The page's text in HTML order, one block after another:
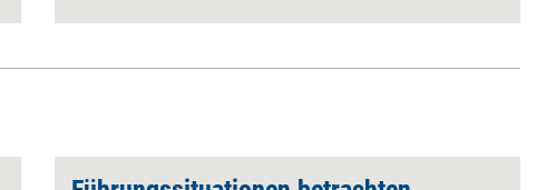
Umgang mit Authentizität.